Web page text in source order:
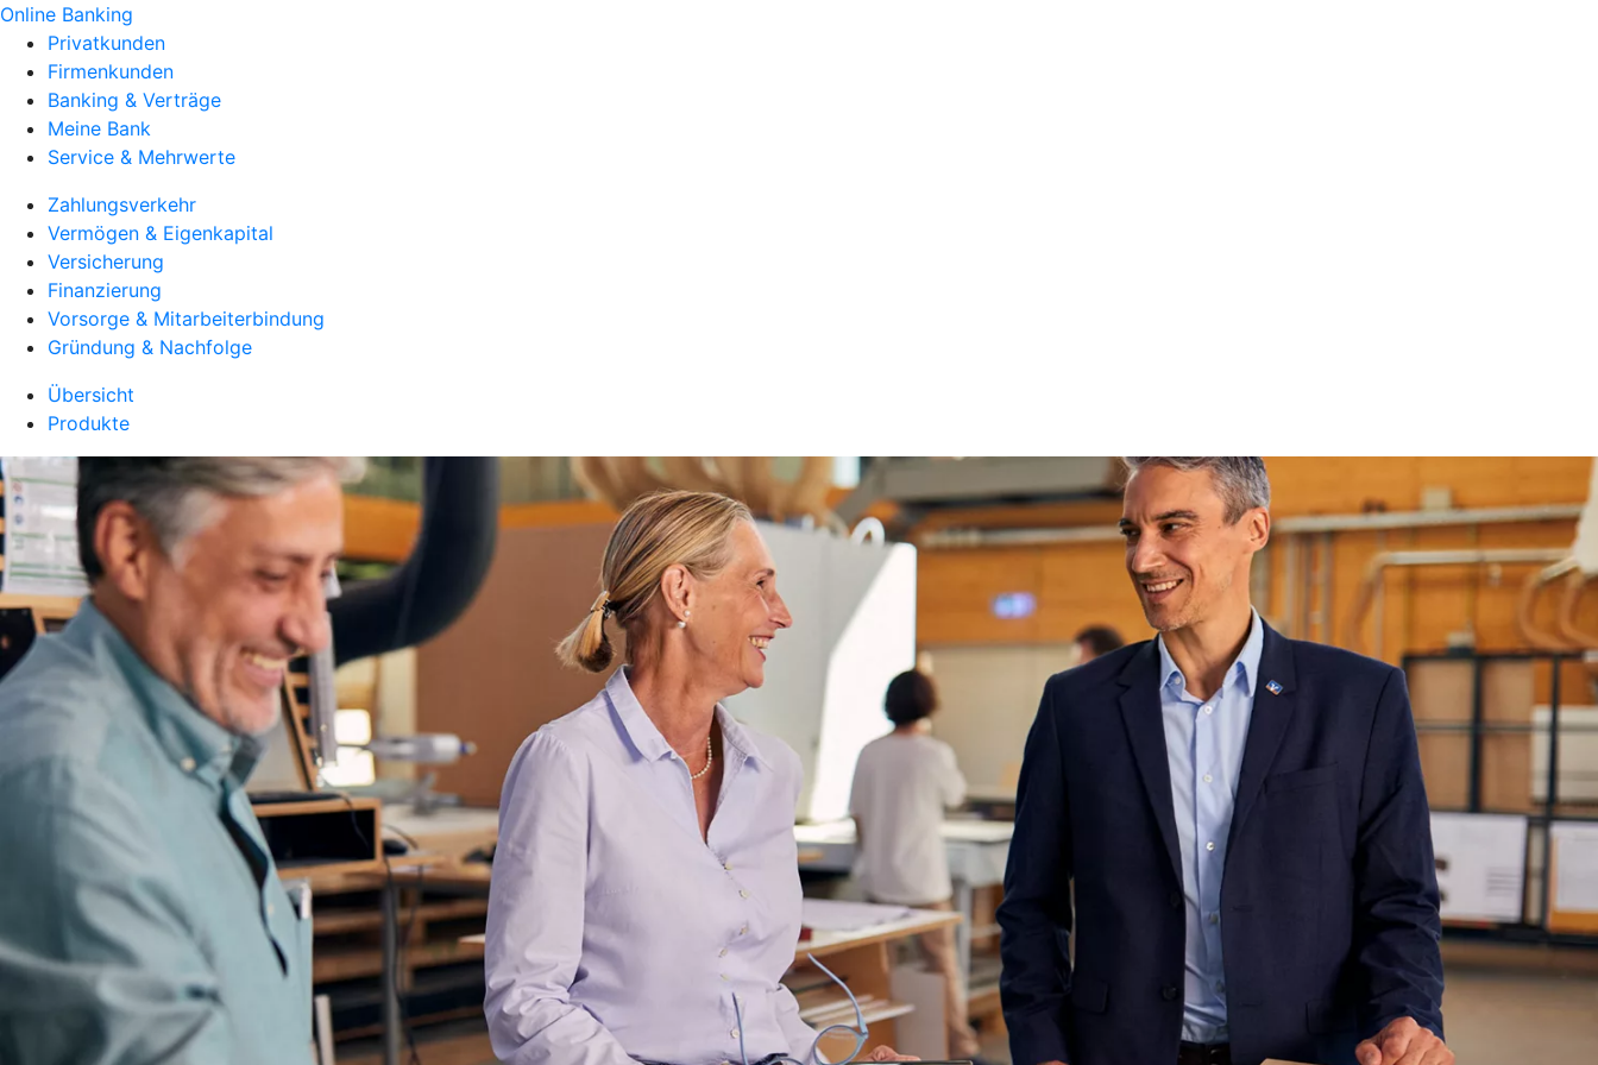
Online Banking
Privatkunden
Firmenkunden
Banking & Verträge
Meine Bank
Service & Mehrwerte
Zahlungsverkehr
Vermögen & Eigenkapital
Versicherung
Finanzierung
Vorsorge & Mitarbeiterbindung
Gründung & Nachfolge
Übersicht
Produkte